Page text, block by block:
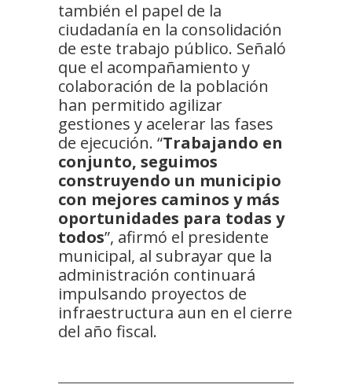
también el papel de la
ciudadanía en la consolidación
de este trabajo público. Señaló
que el acompañamiento y
colaboración de la población
han permitido agilizar
gestiones y acelerar las fases
de ejecución. “Trabajando en
conjunto, seguimos
construyendo un municipio
con mejores caminos y más
oportunidades para todas y
todos”, afirmó el presidente
municipal, al subrayar que la
administración continuará
impulsando proyectos de
infraestructura aun en el cierre
del año fiscal.